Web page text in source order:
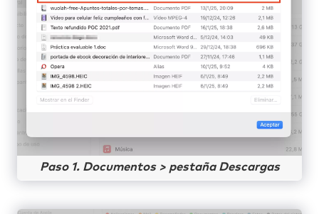
Paso 1. Documentos > pestaña Descargas